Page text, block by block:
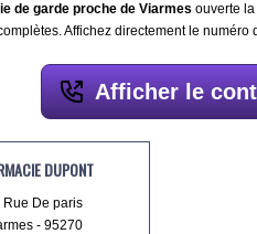
de garde proche de Viarmes ouverte
Affichez directement le
Afficher le
DUPONT
Rue De paris
- 95270